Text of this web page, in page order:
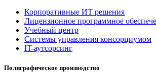
Корпоративные ИТ решения
Лицензионное программное
Учебный центр
Системы управления консорциумом
IT-аутсорсинг
Полиграфическое производство